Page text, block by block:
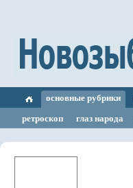
основные рубрики
ретроскоп
глаз народа